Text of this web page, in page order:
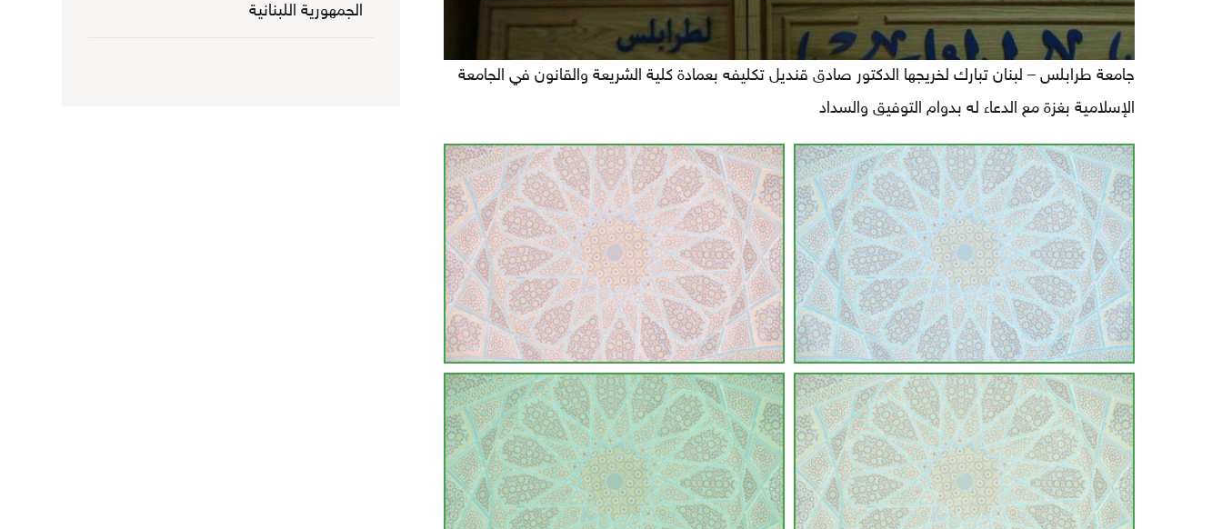
جامعة طرابلس – لبنان تبارك لخريجها الدكتور صادق قنديل تكليفه بعمادة كلية الشريعة والقانون في الجامعة
الإسلامية بغزة مع الدعاء له بدوام التوفيق والسداد
الجمهورية اللبنانية